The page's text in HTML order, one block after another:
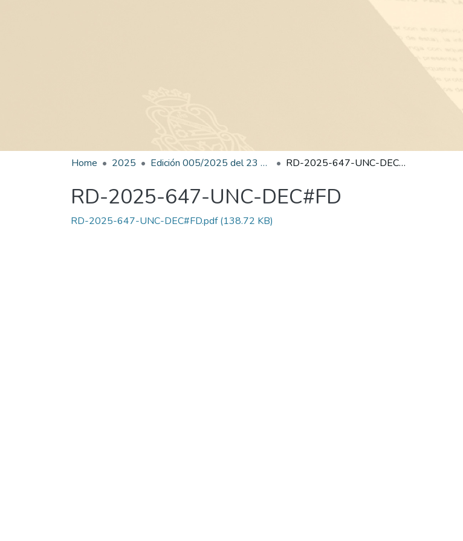
Home 2025 Edición 005/2025 del 23 de junio de 2025 RD-2025-647-UNC-DEC#FD
RD-2025-647-UNC-DEC#FD
RD-2025-647-UNC-DEC#FD.pdf(138.72 KB)